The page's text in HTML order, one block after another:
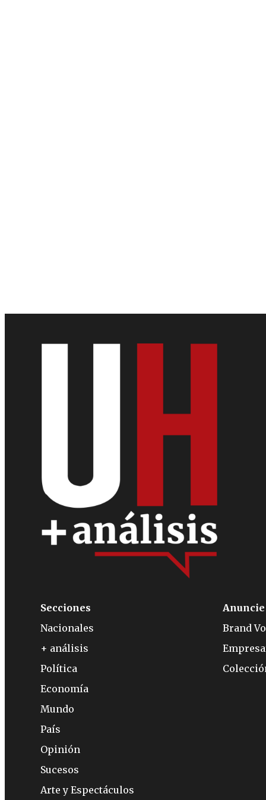
Secciones
Nacionales
+ análisis
Política
Economía
Mundo
País
Opinión
Sucesos
Arte y Espectáculos
Brand